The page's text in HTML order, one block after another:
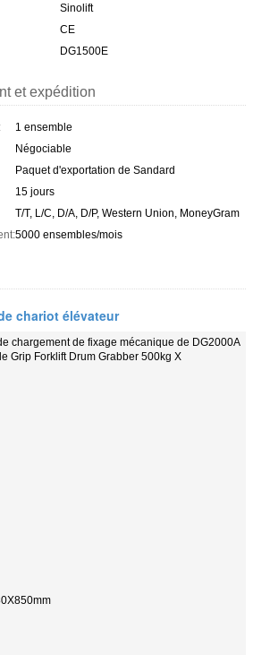
Sinolift
CE
DG1500E
et expédition
1 ensemble
Négociable
Paquet d'exportation de Sandard
15 jours
T/T, L/C, D/A, D/P, Western Union, MoneyGram
5000 ensembles/mois
chariot élévateur
chargement de fixage mécanique de DG2000A
Grip Forklift Drum Grabber 500kg X